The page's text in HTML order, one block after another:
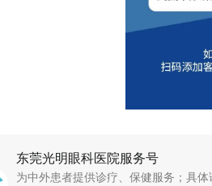
东莞光明眼科医院服务号
为中外患者提供诊疗、保健服务；具体